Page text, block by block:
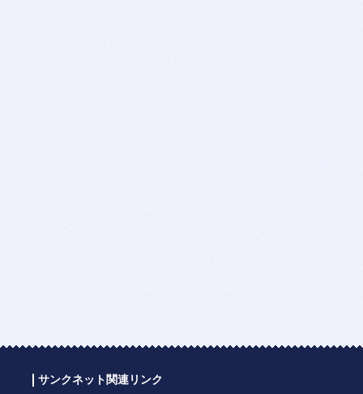
サンクネット関連リンク